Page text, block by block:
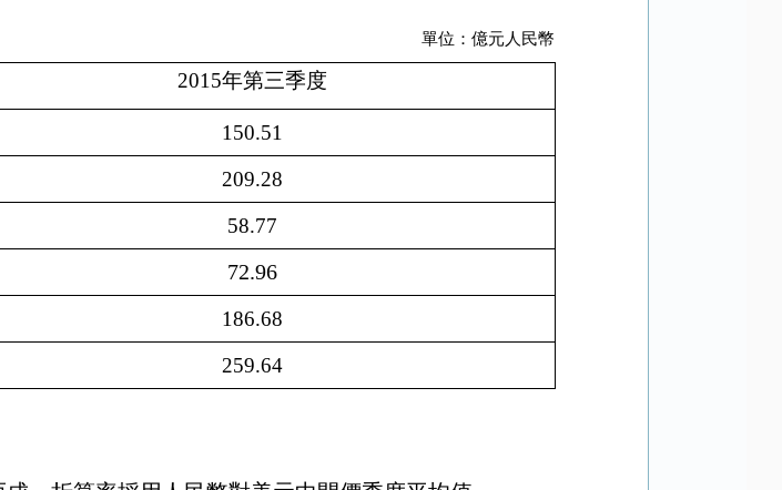
單位：億元人民幣
2015年第三季度
150.51
209.28
58.77
72.96
186.68
259.64